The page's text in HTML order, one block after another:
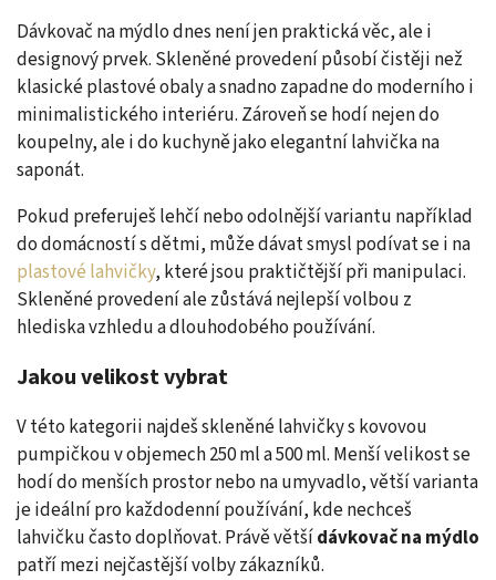
Dávkovač na mýdlo dnes není jen praktická věc, ale i
designový prvek. Skleněné provedení působí čistěji než
klasické plastové obaly a snadno zapadne do moderního i
minimalistického interiéru. Zároveň se hodí nejen do
koupelny, ale i do kuchyně jako elegantní lahvička na
saponát.
Pokud preferuješ lehčí nebo odolnější variantu například
do domácností s dětmi, může dávat smysl podívat se i na
plastové lahvičky, které jsou praktičtější při manipulaci.
Skleněné provedení ale zůstává nejlepší volbou z
hlediska vzhledu a dlouhodobého používání.
Jakou velikost vybrat
V této kategorii najdeš skleněné lahvičky s kovovou
pumpičkou v objemech 250 ml a 500 ml. Menší velikost se
hodí do menších prostor nebo na umyvadlo, větší varianta
je ideální pro každodenní používání, kde nechceš
lahvičku často doplňovat. Právě většídávkovač na mýdlo
patří mezi nejčastější volby zákazníků.